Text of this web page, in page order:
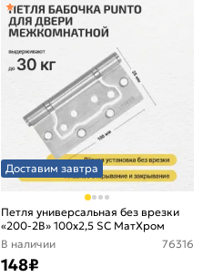
Доставим завтра
Петля универсальная без врезки
«200-2B» 100x2,5 SC МатХром
В наличии
76316
148₽